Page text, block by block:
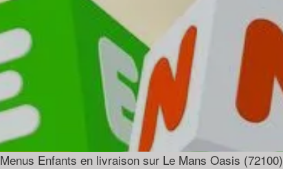
Menus Enfants en livraison sur Le Mans Oasis (72100)